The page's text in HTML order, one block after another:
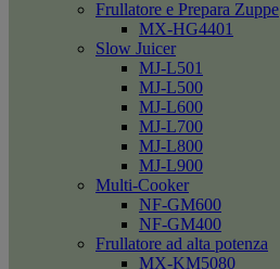
Frullatore e Prepara Zuppe
MX-HG4401
Slow Juicer
MJ-L501
MJ-L500
MJ-L600
MJ-L700
MJ-L800
MJ-L900
Multi-Cooker
NF-GM600
NF-GM400
Frullatore ad alta potenza
MX-KM5080